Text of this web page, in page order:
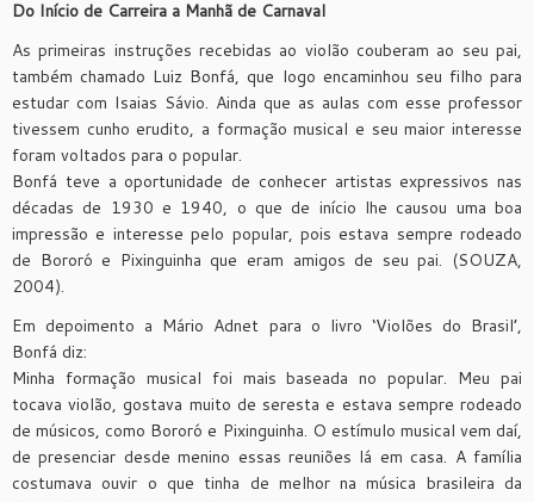
Do Início de Carreira a Manhã de Carnaval
As primeiras instruções recebidas ao violão couberam ao seu pai,
também chamado Luiz Bonfá, que logo encaminhou seu filho para
estudar com Isaias Sávio. Ainda que as aulas com esse professor
tivessem cunho erudito, a formação musical e seu maior interesse
foram voltados para o popular.
Bonfá teve a oportunidade de conhecer artistas expressivos nas
décadas de 1930 e 1940, o que de início lhe causou uma boa
impressão e interesse pelo popular, pois estava sempre rodeado
de Bororó e Pixinguinha que eram amigos de seu pai. (SOUZA,
2004).
Em depoimento a Mário Adnet para o livro ‘Violões do Brasil’,
Bonfá diz:
Minha formação musical foi mais baseada no popular. Meu pai
tocava violão, gostava muito de seresta e estava sempre rodeado
de músicos, como Bororó e Pixinguinha. O estímulo musical vem daí,
de presenciar desde menino essas reuniões lá em casa. A família
costumava ouvir o que tinha de melhor na música brasileira da